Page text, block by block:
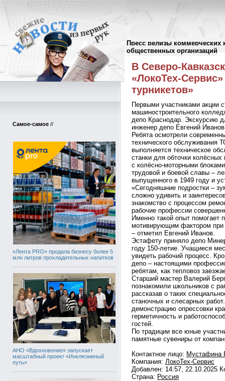
Пресс релизы коммерческих
общественных организаций
Самое-самое //
«Лента PRO» продала бизнесу более 5
млн литров прохладительных напитков
АНО «Вдохновение» запускает
масштабный проект «Инклюзивный
путь»
Пресс-релизы//
В Северо-
«ЛокоТех-
турникетов»
Первыми участниками акции
машиностроительного
депо Краснодар. Экскурсию
инженер депо Евгений
Ребята осмотрели
технического обслуживания
выполняется техническое
станки для обточки
с колёсно-моторными
трудовой и боевой славы –
выпущенного в 1949 году и
«Сегодняшние подростки –
сложно удивить и
знакомство с процессом
рабочие профессии
Именно такой опыт помогает
мотивирующим фактором
– отметил Евгений Иванов.
Эстафету приняло депо
году 150-летие. Учащиеся
увидеть рабочий процесс.
депо – настоящими
ребятам, как тепловоз
Старший мастер Валерий
познакомили школьников с
рассказав о таких
станочных и слесарных
демонстрацию опрессовки
герметичность и
гостей.
По традиции все юные
памятные сувениры от
Контактное лицо: Мустафина
Компания: ЛокоТех-Сервис
Добавлен: 14:57, 22.10.2025
Страна: Россия